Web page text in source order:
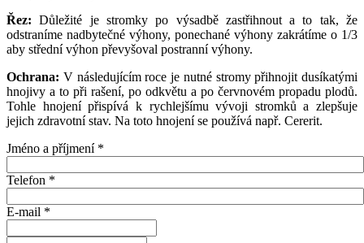
Řez:Důležité je stromky po výsadbě zastřihnout a to tak, že
odstraníme nadbytečné výhony, ponechané výhony zakrátíme o 1/3
aby střední výhon převyšoval postranní výhony.
Ochrana: V následujícím roce je nutné stromy přihnojit dusíkatými
hnojivy a to při rašení, po odkvětu a po červnovém propadu plodů.
Tohle hnojení přispívá k rychlejšímu vývoji stromků a zlepšuje
jejich zdravotní stav. Na toto hnojení se používá např. Cererit.
Jméno a příjmení *
Telefon *
E-mail *